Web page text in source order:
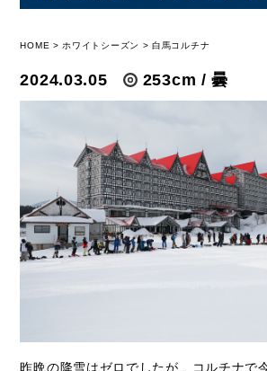
HOME ホワイトシーズン 白馬コルチナ
2024.03.05 253cm / 曇
昨晩の降雪はゼロでしたが、コルチナで